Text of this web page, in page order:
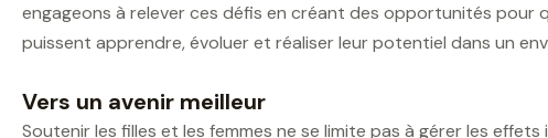
engageons à relever ces défis en créant des opportunités pour
puissent apprendre, évoluer et réaliser leur potentiel dans un
Vers un avenir meilleur
Soutenir les filles et les femmes ne se limite pas à gérer les effets